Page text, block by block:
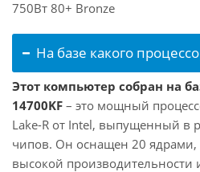
750Вт 80+ Bronze
На базе какого
Этот компьютер собран на
14700KF – это мощный
Lake-R от Intel, выпущенный в
чипов. Он оснащен 20 ядрами,
высокой производительности